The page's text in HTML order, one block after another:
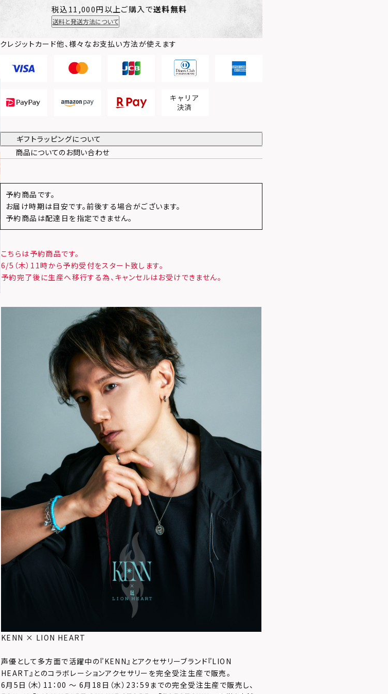
税込11,000円以上ご購入で送料無料
送料と発送方法について
クレジットカード他、様々なお支払い方法が使えます
ギフトラッピングについて
商品についてのお問い合わせ
予約商品です。
お届け時期は目安です。前後する場合がございます。
予約商品は配達日を指定できません。
こちらは予約商品です。
6/5（木）11時から予約受付をスタート致します。
予約完了後に生産へ移行する為、キャンセルはお受けできません。
KENN × LION HEART
声優として多方面で活躍中の『KENN』とアクセサリーブランド『LION
HEART』とのコラボレーションアクセサリーを完全受注生産で販売。
6月5日（木）11：00 ～ 6月18日（水）23：59までの完全受注生産で販売し、